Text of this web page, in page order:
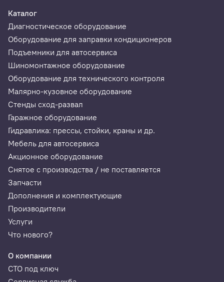
Каталог
Диагностическое оборудование
Оборудование для заправки кондиционеров
Подъемники для автосервиса
Шиномонтажное оборудование
Оборудование для технического контроля
Малярно-кузовное оборудование
Стенды сход-развал
Гаражное оборудование
Гидравлика: прессы, стойки, краны и др.
Мебель для автосервиса
Акционное оборудование
Снятое с производства / не поставляется
Запчасти
Дополнения и комплектующие
Производители
Услуги
Что нового?
О компании
СТО под ключ